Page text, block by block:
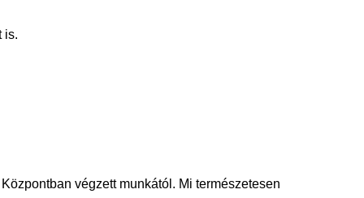
is.
végzett munkától. Mi természetesen